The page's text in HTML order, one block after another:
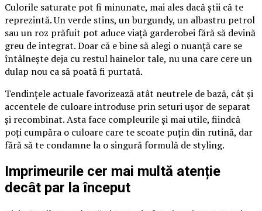
Culorile saturate pot fi minunate, mai ales dacă știi că te
reprezintă. Un verde stins, un burgundy, un albastru petrol
sau un roz prăfuit pot aduce viață garderobei fără să devină
greu de integrat. Doar că e bine să alegi o nuanță care se
întâlnește deja cu restul hainelor tale, nu una care cere un
dulap nou ca să poată fi purtată.
Tendințele actuale favorizează atât neutrele de bază, cât și
accentele de culoare introduse prin seturi ușor de separat
și recombinat. Asta face compleurile și mai utile, fiindcă
poți cumpăra o culoare care te scoate puțin din rutină, dar
fără să te condamne la o singură formulă de styling.
Imprimeurile cer mai multă atenție
decât par la început